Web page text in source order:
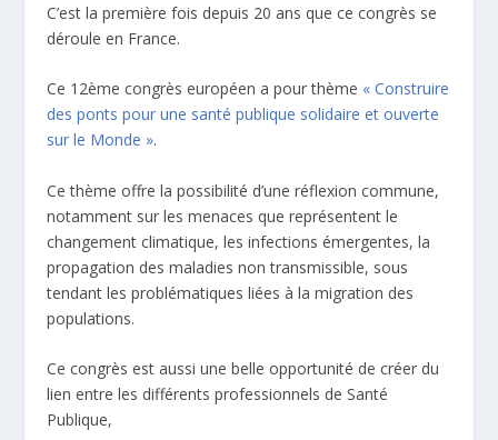
C’est la première fois depuis 20 ans que ce congrès se
déroule en France.
Ce 12ème congrès européen a pour thème « Construire
des ponts pour une santé publique solidaire et ouverte
sur le Monde ».
Ce thème offre la possibilité d’une réflexion commune,
notamment sur les menaces que représentent le
changement climatique, les infections émergentes, la
propagation des maladies non transmissible, sous
tendant les problématiques liées à la migration des
populations.
Ce congrès est aussi une belle opportunité de créer du
lien entre les différents professionnels de Santé
Publique,